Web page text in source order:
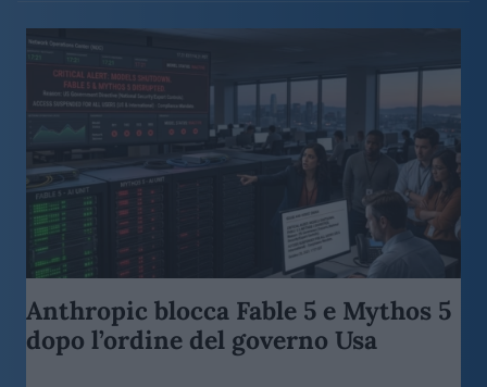
Anthropic blocca Fable 5 e Mythos 5
dopo l’ordine del governo Usa